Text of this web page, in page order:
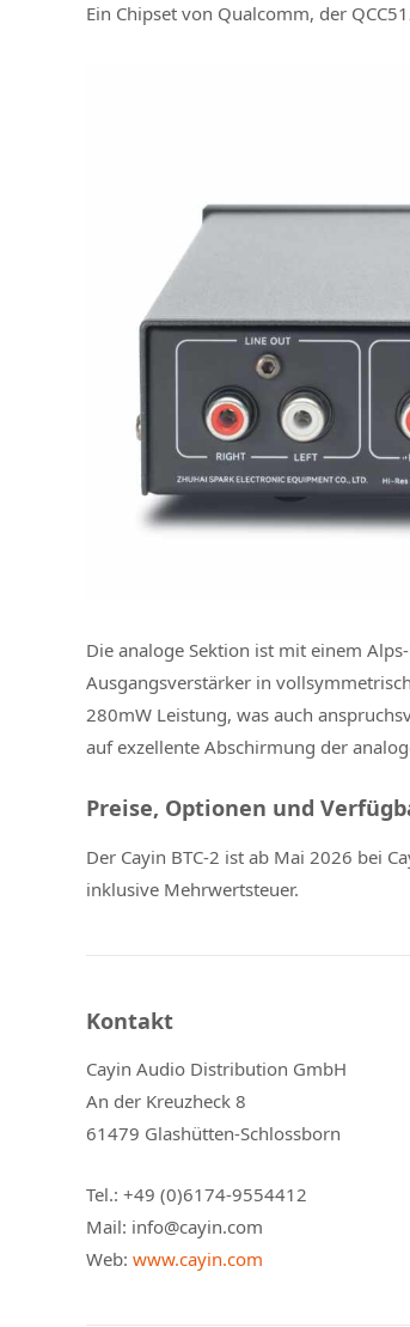
Ein Chipset von Qualcomm, der
Die analoge Sektion ist mit einem
Ausgangsverstärker in
280mW Leistung, was auch
auf exzellente Abschirmung der
Preise, Optionen und
Der Cayin BTC-2 ist ab Mai 2026 bei
inklusive Mehrwertsteuer.
Kontakt
Cayin Audio Distribution GmbH
An der Kreuzheck 8
61479 Glashütten-Schlossborn
Tel.: +49 (0)6174-9554412
Mail: info@cayin.com
Web: www.cayin.com